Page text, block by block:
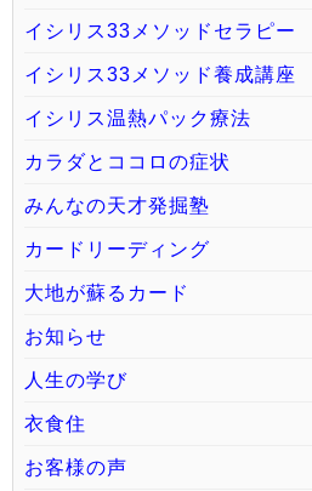
イシリス33メソッドセラピー
イシリス33メソッド養成講座
イシリス温熱パック療法
カラダとココロの症状
みんなの天才発掘塾
カードリーディング
大地が蘇るカード
お知らせ
人生の学び
衣食住
お客様の声